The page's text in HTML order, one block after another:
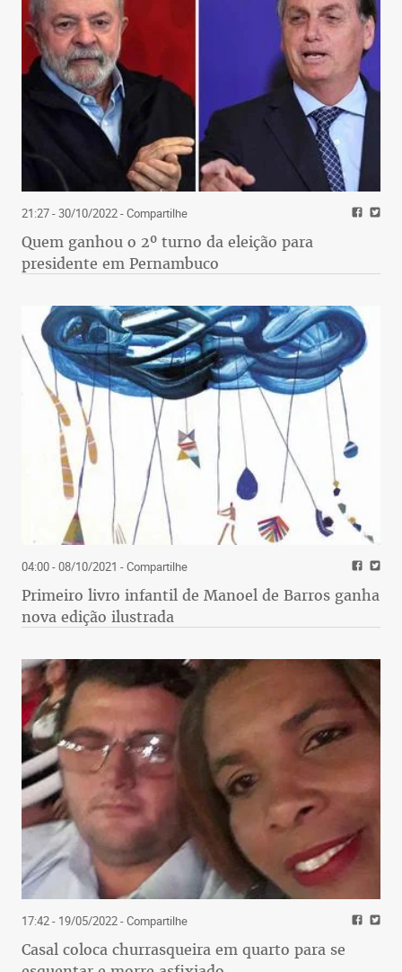
21:27 - 30/10/2022- Compartilhe
Quem ganhou o 2º turno da eleição para
presidente em Pernambuco
04:00 - 08/10/2021 - Compartilhe
Primeiro livro infantil de Manoel de Barros ganha
nova edição ilustrada
17:42 - 19/05/2022- Compartilhe
Casal coloca churrasqueira em quarto para se